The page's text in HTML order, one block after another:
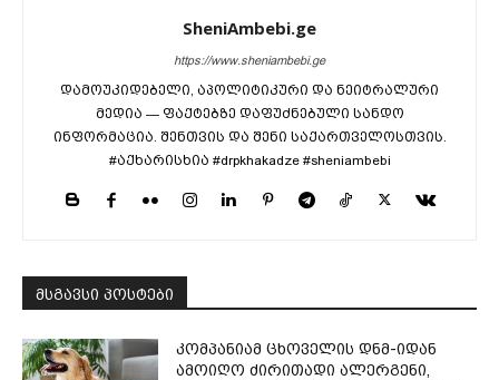
SheniAmbebi.ge
https://www.sheniambebi.ge
დამოუკიდებელი, აპოლიტიკური და ნეიტრალური
მედია — ფაქტებზე დაფუძნებული სანდო
ინფორმაცია. შენთვის და შენი საქართველოსთვის.
#აქხარისხია #drpkhakadze #sheniambebi
მსგავსი პოსტები
კომპანიამ ცხოველის დნმ-იდან
ამოიღო ძირითადი ალერგენი,